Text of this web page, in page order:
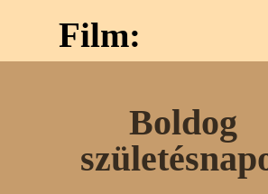
Film:
Boldog